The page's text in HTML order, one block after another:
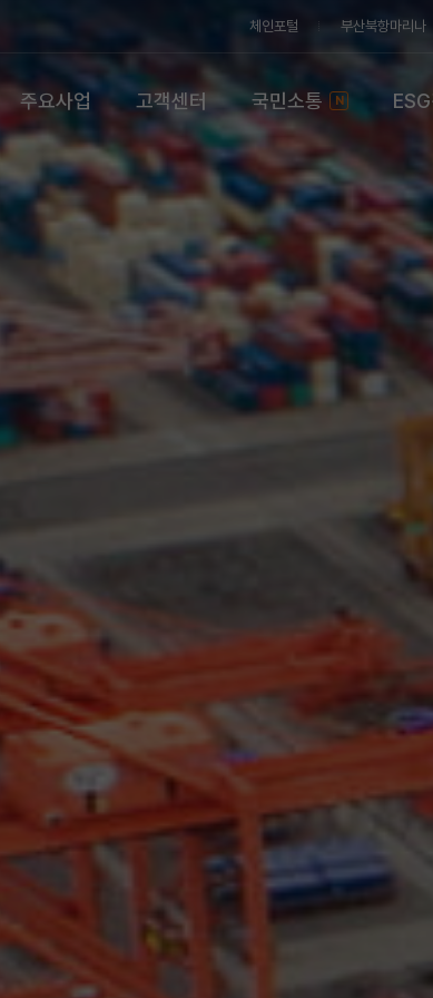
체인포털 부산북항마리나
주요사업 고객센터 국민소통 N